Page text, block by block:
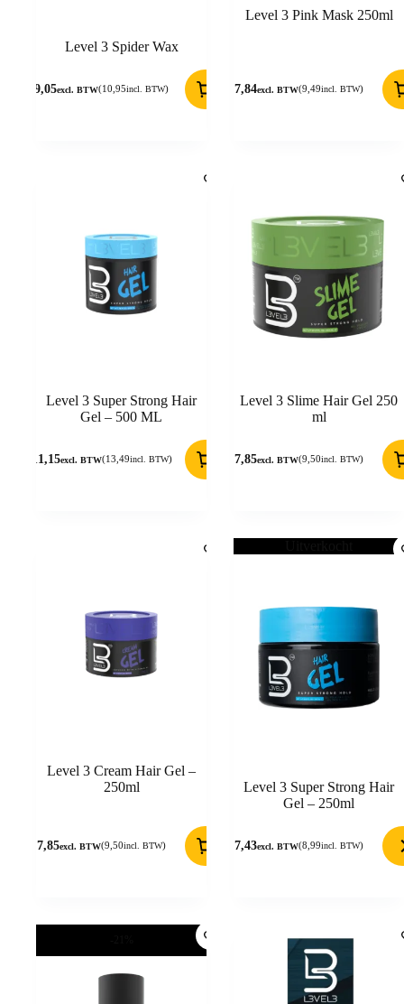
Level 3 Spider Wax
9,05excl. BTW(10,95incl. BTW)
Level 3 Pink Mask 250ml
7,84excl. BTW(9,49incl. BTW)
Level 3 Super Strong Hair
Gel – 500 ML
11,15excl. BTW(13,49incl. BTW)
Level 3 Slime Hair Gel 250
ml
7,85excl. BTW(9,50incl. BTW)
Level 3 Cream Hair Gel –
250ml
7,85excl. BTW(9,50incl. BTW)
Level 3 Super Strong Hair
Gel – 250ml
7,43excl. BTW(8,99incl. BTW)